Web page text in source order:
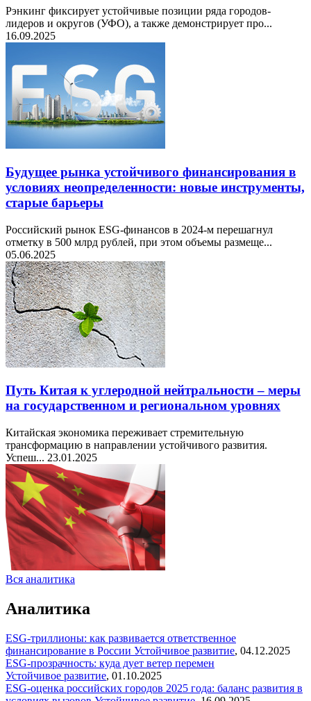
Рэнкинг фиксирует устойчивые позиции ряда городов-
лидеров и округов (УФО), а также демонстрирует про...
16.09.2025
Будущее рынка устойчивого финансирования в
условиях неопределенности: новые инструменты,
старые барьеры
Российский рынок ESG-финансов в 2024-м перешагнул
отметку в 500 млрд рублей, при этом объемы размеще...
05.06.2025
Путь Китая к углеродной нейтральности – меры
на государственном и региональном уровнях
Китайская экономика переживает стремительную
трансформацию в направлении устойчивого развития.
Успеш... 23.01.2025
Вся аналитика
Аналитика
ESG-триллионы: как развивается ответственное
финансирование в России Устойчивое развитие, 04.12.2025
ESG-прозрачность: куда дует ветер перемен
Устойчивое развитие, 01.10.2025
ESG-оценка российских городов 2025 года: баланс развития в